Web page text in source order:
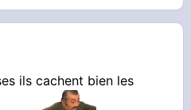
ils cachent bien les